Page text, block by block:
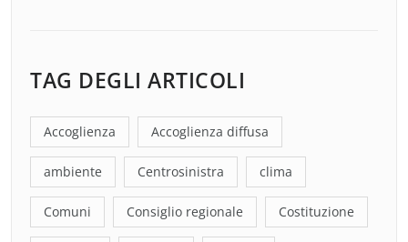
TAG DEGLI ARTICOLI
Accoglienza Accoglienza diffusa
ambiente Centrosinistra clima
Comuni Consiglio regionale Costituzione